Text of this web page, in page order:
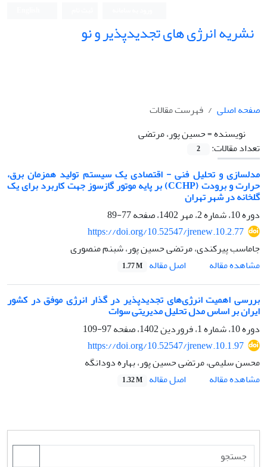
نشریه انرژی های تجدیدپذیر و نو
صفحه اصلی
فهرست مقالات
نویسنده =حسین پور، مرتضی
تعداد مقالات:
2
مدلسازی و تحلیل فنی - اقتصادی یک سیستم تولید همزمان برق،
حرارت و برودت (CCHP) بر پایه موتور گازسوز جهت کاربرد برای یک
گلخانه در شهر تهران
دوره 10، شماره 2، مهر 1402، صفحه
77-89
https://doi.org/10.52547/jrenew.10.2.77
جاماسب پیرکندی، مرتضی حسین پور، شبنم منصوری
مشاهده مقاله
اصل مقاله 1.77 M
بررسی اهمیت انرژی‌های تجدیدپذیر در گذار انرژی موفق در کشور
ایران بر اساس مدل تحلیل مدیریتی سوات
دوره 10، شماره 1، فروردین 1402، صفحه
97-109
https://doi.org/10.52547/jrenew.10.1.97
محسن سلیمی، مرتضی حسین پور، بهاره دودانگه
مشاهده مقاله
اصل مقاله 1.32 M